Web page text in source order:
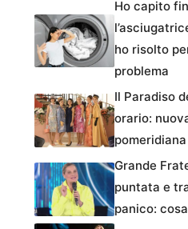
Ho capito
ho risolto
problema
Il Paradiso
orario:
pomeridiana
Grande
puntata e
panico: